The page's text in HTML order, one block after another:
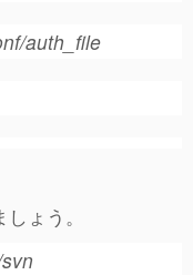
auth_file
ょう。